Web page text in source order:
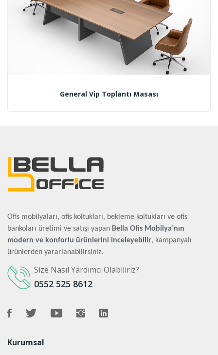
General Vip Toplantı Masası
Ofis mobilyaları, ofis koltukları, bekleme koltukları ve ofis
bankoları üretimi ve satışı yapan Bella Ofis Mobilya’nın
modern ve konforlu ürünlerini inceleyebilir, kampanyalı
ürünlerden yararlanabilirsiniz.
Size Nasıl Yardımcı Olabiliriz?
0552 525 8612
Kurumsal